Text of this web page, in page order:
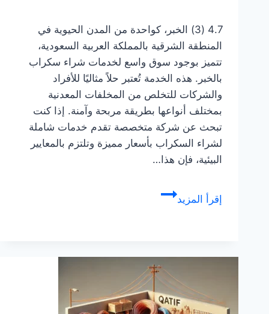
4.7 (3) الخبر، كواحدة من المدن الحيوية في
المنطقة الشرقية بالمملكة العربية السعودية،
تتميز بوجود سوق واسع لخدمات شراء سكراب
بالخبر. هذه الخدمة تُعتبر حلاً مثاليًا للأفراد
والشركات للتخلص من المخلفات المعدنية
بمختلف أنواعها بطريقة مربحة وآمنة. إذا كنت
تبحث عن شركة متخصصة تقدم خدمات شاملة
لشراء السكراب بأسعار مميزة وتلتزم بالمعايير
البيئية، فإن هذا…
إقرأ المزيدشركة